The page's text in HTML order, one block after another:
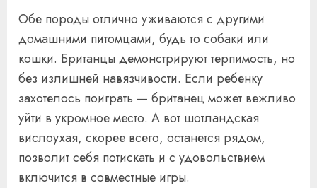
Обе породы отлично уживаются с другими
домашними питомцами, будь то собаки или
кошки. Британцы демонстрируют терпимость, но
без излишней навязчивости. Если ребенку
захотелось поиграть — британец может вежливо
уйти в укромное место. А вот шотландская
вислоухая, скорее всего, останется рядом,
позволит себя потискать и с удовольствием
включится в совместные игры.